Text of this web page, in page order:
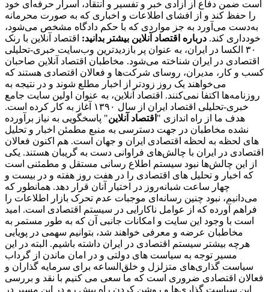
است ضمن دفاع از آزادی خبر و تفسیر و انتقاد، اسرار حرفه‌ای خود
را حفظ کند و از افشای اطلاعات و اخباری که به صورت محرمانه
به‌دست می‌آورد به جز مواردی که با حکم دادگاه مشخص می‌شود،
خودداری کند. درباره اقتصاد آنلاین بیشتر بدانید: اقتصاد آنلاین با رنک
۳۰ الکسا در ایران، به عنوان پر بازدیدترین وب‌سایت خبری-تحلیلی
اقتصادی در ایران شناخته می‌شود. مخاطبان اقتصاد آنلاین صاحبان
کسب و کار، مدیران، روسای شرکت‌ها و فعالان اقتصادی هستند که
می‌خواهند یک روز زودتر از اخبار مطلع شوند و در نتیجه به
روزنامه‌ها اکتفا نمی‌کنند. اقتصاد آنلاین، به عنوان اولین سایت جامع
خبری-تحلیلی اقتصاد ایران از سال ۱۳۹۰ آغاز به کار کرده است.
هدف ما از راه اندازی " اقتصاد آنلاین" پاسخگویی به نیاز برآورده
نشده مخاطبان در جهت دسترسی به منبع مطمئن اخبار و تحلیل
های لحظه به لحظه اقتصادی ایران و جهان است. هم اکنون فعالان
اقتصادی در ایران با چالش‌های فراوانی دست به گریبان هستند. یکی
از این چالش‌ها نبود سیستم اطلاع رسانی مستقل و مطمئنی است
که اخبار و تحلیل های اقتصادی را در هفت روز هفته و در بیست و
چهار ساعت شبانه‌روز در اختیار آنان قرار دهد. همانطور که
می‌دانیم، نبود چنین رسانه‌ای موجبات عدم تحرک بازار اطلاعات را
فراهم آورده که از عوامل ناکارایی در سیستم اقتصادی است. امید
است با وجود این سایت و امکانات جانبی آن که به طور مستمر به
مخاطبان عرضه و معرفی خواهند شد، بتوانیم سهمی در پویایی
هرچه بیشتر سیستم اقتصادی در ایران داشته باشیم. البته در این
مسیر توجه به سیاست های دولتی و در امان ماندن از گرداب
سیاست گذاری‌های متزلزل و خلق‌الساعه برای سرمایه گذاران و
فعالان اقتصادی ضروری است که ما سعی می کنیم با نقد و بررسی
این سیاست گذاری‌ها و روشن کردن راه پیش رو در این مسیر در